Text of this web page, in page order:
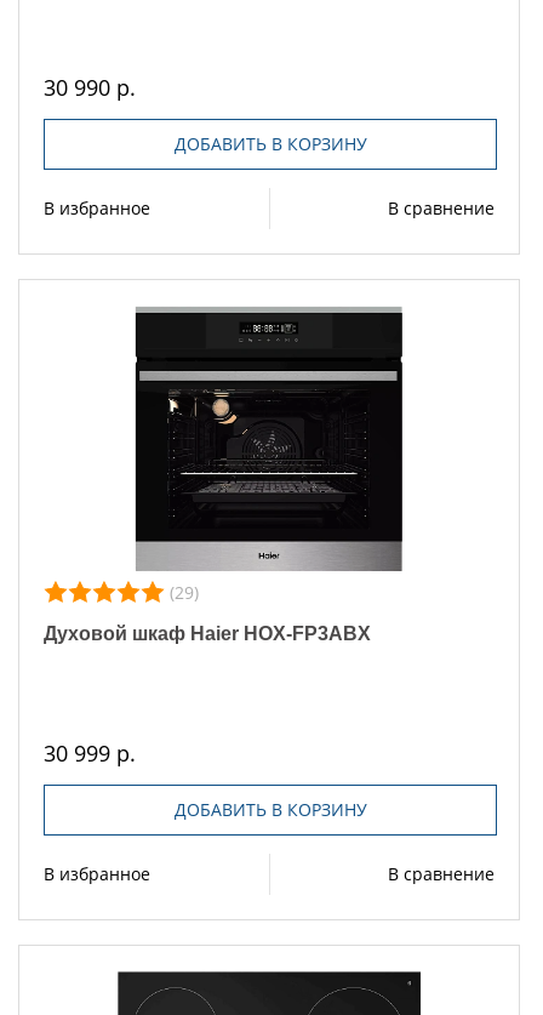
30 990 р.
ДОБАВИТЬ В КОРЗИНУ
В избранное В сравнение
(29)
Духовой шкаф Haier HOX-FP3ABX
30 999 р.
ДОБАВИТЬ В КОРЗИНУ
В избранное В сравнение